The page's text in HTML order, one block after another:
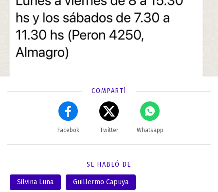
COMPARTÍ
Facebok Twitter Whatsapp
SE HABLÓ DE
Silvina Luna Guillermo Capuya